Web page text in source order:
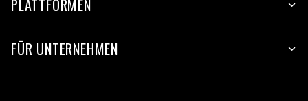
PLATTFORMEN
FÜR UNTERNEHMEN